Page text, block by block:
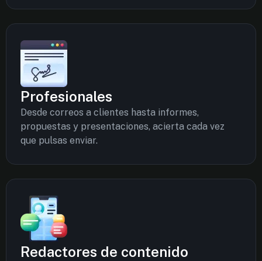
Profesionales
Desde correos a clientes hasta informes,
propuestas y presentaciones, acierta cada vez
que pulsas enviar.
Redactores de contenido